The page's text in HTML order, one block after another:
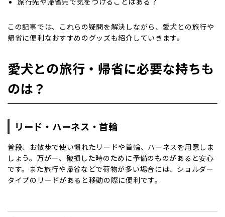
この記事では、これらの疑問を解決しながら、愛犬との旅行や
帰省に便利なおすすめのグッズも紹介していきます。
愛犬との旅行・帰省に必要な持ちも
のは？
リード・ハーネス・首輪
普段、お散歩で使い慣れたリードや首輪、ハーネスを用意しま
しょう。万が一、破損した時のために予備のものがあると安心
です。また旅行や帰省などで荷物が多い場合には、ショルダー
タイプのリードがあると移動の際に便利です。